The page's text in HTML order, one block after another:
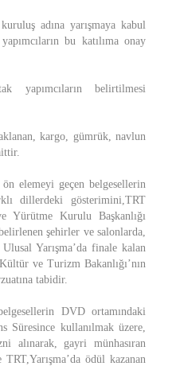
adına yarışmaya kabul
bu katılıma onay
yapımcıların belirtilmesi
kargo, gümrük, navlun
elemeyi geçen belgesellerin
dillerdeki gösterimini,TRT
Yürütme Kurulu Başkanlığı
şehirler ve salonlarda,
Yarışma’da finale kalan
ve Turizm Bakanlığı’nın
tabidir.
DVD ortamındaki
Süresince kullanılmak üzere,
alınarak, gayri münhasıran
ödül kazanan